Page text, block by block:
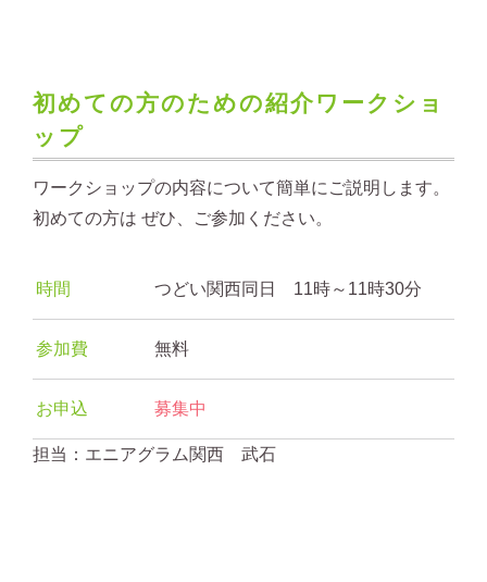
初めての方のための紹介ワークショ
ップ
ワークショップの内容について簡単にご説明します。
初めての方は ぜひ、ご参加ください。
時間 つどい関西同日 11時～11時30分
参加費 無料
お申込 募集中
担当：エニアグラム関西 武石